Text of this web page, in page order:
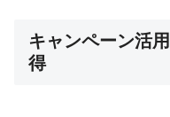
キャンペーン活
得